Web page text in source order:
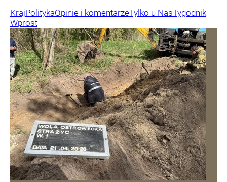
KrajPolitykaOpinie i komentarzeTylko u NasTygodnik
Wprost